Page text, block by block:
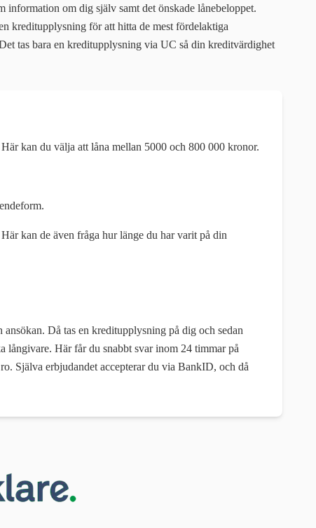
information om dig själv samt det önskade lånebeloppet.
kreditupplysning för att hitta de mest fördelaktiga
tas bara en kreditupplysning via UC så din kreditvärdighet
Här kan du välja att låna mellan 5000 och 800 000 kronor.
kan de även fråga hur länge du har varit på din
Då tas en kreditupplysning på dig och sedan
Här får du snabbt svar inom 24 timmar på
Själva erbjudandet accepterar du via BankID, och då